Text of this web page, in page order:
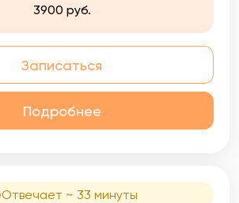
3900 руб.
Записаться
Подробнее
Отвечает ~ 33 минуты